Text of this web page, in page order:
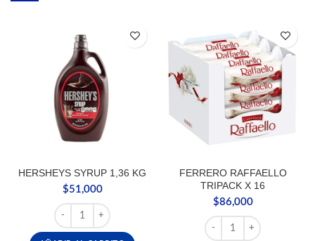
HERSHEYS SYRUP 1,36 KG
$51,000
HERSHEYS SYRUP 1,36 KG cantidad
FERRERO RAFFAELLO
TRIPACK X 16
$86,000
FERRERO RAFFAELLO